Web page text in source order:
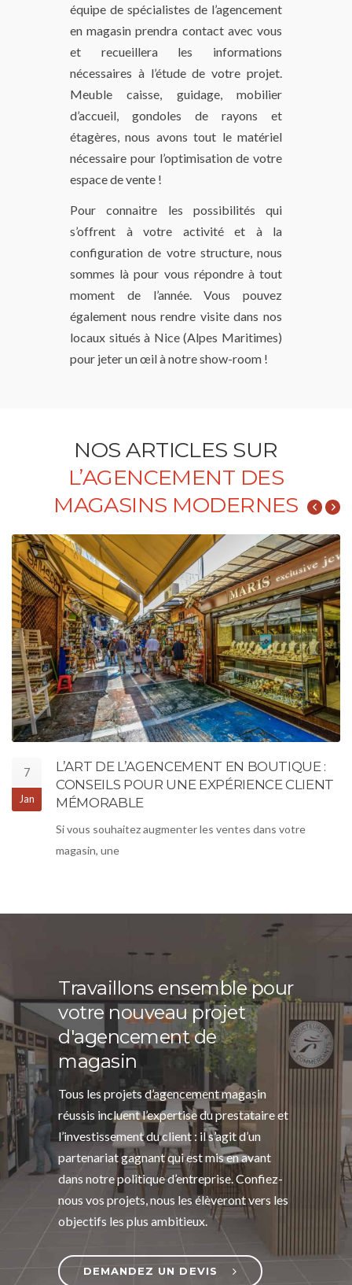
équipe de spécialistes de l’agencement
en magasin prendra contact avec vous
et recueillera les informations
nécessaires à l’étude de votre projet.
Meuble caisse, guidage, mobilier
d’accueil, gondoles de rayons et
étagères, nous avons tout le matériel
nécessaire pour l’optimisation de votre
espace de vente !
Pour connaitre les possibilités qui
s’offrent à votre activité et à la
configuration de votre structure, nous
sommes là pour vous répondre à tout
moment de l’année. Vous pouvez
également nous rendre visite dans nos
locaux situés à Nice (Alpes Maritimes)
pour jeter un œil à notre show-room !
NOS ARTICLES SUR
L’AGENCEMENT DES
MAGASINS MODERNES
7
Jan
L’ART DE L’AGENCEMENT EN BOUTIQUE :
CONSEILS POUR UNE EXPÉRIENCE CLIENT
MÉMORABLE
Si vous souhaitez augmenter les ventes dans votre
magasin, une
Travaillons ensemble pour
votre nouveau projet
d'agencement de
magasin
Tous les projets d’agencement magasin
réussis incluent l’expertise du prestataire et
l’investissement du client : il s’agit d’un
partenariat gagnant qui est mis en avant
dans notre politique d’entreprise. Confiez-
nous vos projets, nous les élèveront vers les
objectifs les plus ambitieux.
DEMANDEZ UN DEVIS